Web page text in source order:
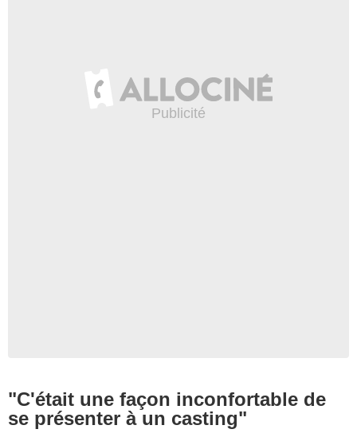
"C'était une façon inconfortable de
se présenter à un casting"